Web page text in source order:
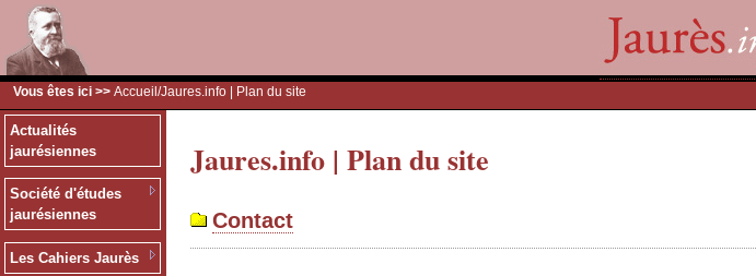
Vous êtes ici >> Accueil /Jaures.info | Plan du site
Actualités
jaurésiennes
Société d'études
jaurésiennes
Les Cahiers Jaurès
Jaures.info | Plan du site
Contact